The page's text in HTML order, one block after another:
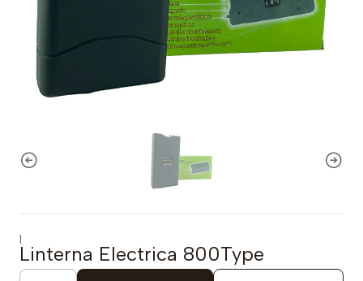
|
Linterna Electrica 800Type